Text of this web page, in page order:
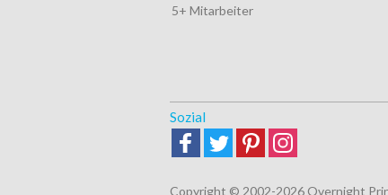
5+ Mitarbeiter
Sozial
Copyright © 2002-2026 Overnight